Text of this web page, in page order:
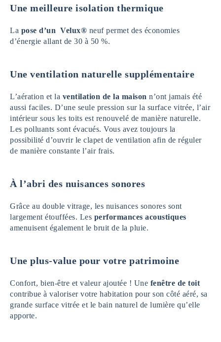
Une meilleure isolation thermique
La pose d’un Velux® neuf permet des économies
d’énergie allant de 30 à 50 %.
Une ventilation naturelle supplémentaire
L’aération et la ventilation de la maison n’ont jamais été
aussi faciles. D’une seule pression sur la surface vitrée, l’air
intérieur sous les toits est renouvelé de manière naturelle.
Les polluants sont évacués. Vous avez toujours la
possibilité d’ouvrir le clapet de ventilation afin de réguler
de manière constante l’air frais.
À l’abri des nuisances sonores
Grâce au double vitrage, les nuisances sonores sont
largement étouffées. Les performances acoustiques
amenuisent également le bruit de la pluie.
Une plus-value pour votre patrimoine
Confort, bien-être et valeur ajoutée ! Une fenêtre de toit
contribue à valoriser votre habitation pour son côté aéré, sa
grande surface vitrée et le bain naturel de lumière qu’elle
apporte.